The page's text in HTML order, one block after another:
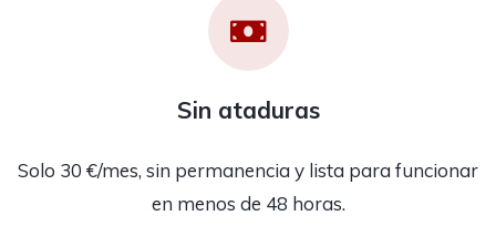
Sin ataduras
Solo 30 €/mes, sin permanencia y lista para funcionar
en menos de 48 horas.